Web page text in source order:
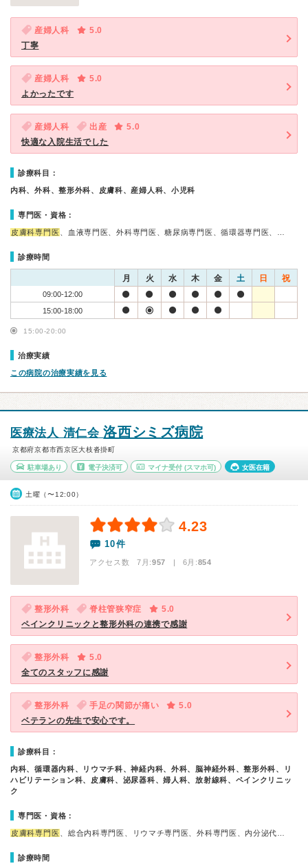
産婦人科
5.0
丁寧
産婦人科
5.0
よかったです
産婦人科 出産
5.0
快適な入院生活でした
診療科目：
内科、外科、整形外科、皮膚科、産婦人科、小児科
専門医・資格：
皮膚科専門医 、血液専門医、外科専門医、糖尿病専門医、循環器専門医、…
診療時間
月 火 水 木 金 土 日 祝
09:00-12:00
15:00-18:00
15:00-20:00
治療実績
この病院の治療実績を見る
医療法人 清仁会洛西シミズ病院
京都府京都市西京区大枝沓掛町
駐車場あり 電子決済可 マイナ受付 (スマホ可) 女医在籍
土曜（〜12:00）
4.23
10件
アクセス数 7月:957 | 6月:854
整形外科 脊柱管狭窄症
5.0
ペインクリニックと整形外科の連携で感謝
整形外科
5.0
全てのスタッフに感謝
整形外科 手足の関節が痛い
5.0
ベテランの先生で安心です。
診療科目：
内科、循環器内科、リウマチ科、神経内科、外科、脳神経外科、整形外科、リ
ハビリテーション科、皮膚科、泌尿器科、婦人科、放射線科、ペインクリニッ
ク
専門医・資格：
皮膚科専門医 、総合内科専門医、リウマチ専門医、外科専門医、内分泌代…
診療時間